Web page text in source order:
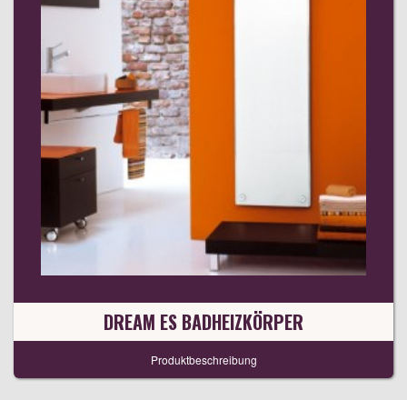
DREAM ES BADHEIZKÖRPER
Produktbeschreibung